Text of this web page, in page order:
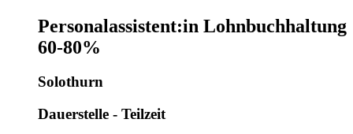
Personalassistent:in Lohnbuchhaltung
60-80%
Solothurn
Dauerstelle - Teilzeit